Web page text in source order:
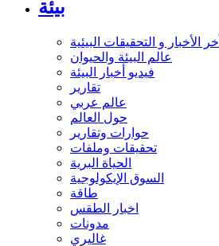
بيئة
آخر الأخبار و التحقيقات البيئية
عالم البيئة والحيوان
فيديو أخبار البيئة
تقارير
عالم عربي
حول العالم
حوارات وتقارير
تحقيقات وملفات
الحياة البرية
السوق الإيكولوجية
طاقة
اخبار الطقس
مدونات
غاليري